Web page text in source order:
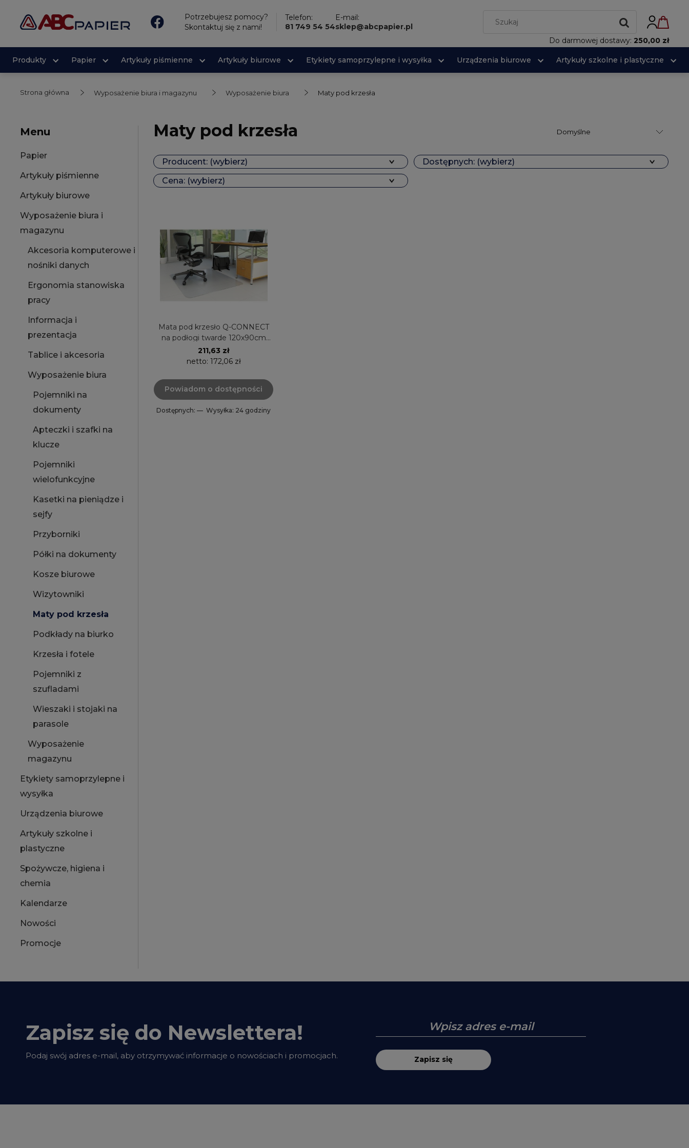
Potrzebujesz pomocy?
Skontaktuj się z nami!
Telefon:
81 749 54 54
E-mail:
sklep@abcpapier.pl
Do darmowej dostawy: 250,00 zł
Produkty Papier Artykuły piśmienne Artykuły biurowe Etykiety samoprzylepne i wysyłka Urządzenia biurowe Artykuły szkolne i plastyczne
Strona główna Wyposażenie biura i magazynu Wyposażenie biura Maty pod krzesła
Menu
Papier
Artykuły piśmienne
Artykuły biurowe
Wyposażenie biura i
magazynu
Akcesoria komputerowe i
nośniki danych
Ergonomia stanowiska
pracy
Informacja i
prezentacja
Tablice i akcesoria
Wyposażenie biura
Pojemniki na
dokumenty
Apteczki i szafki na
klucze
Pojemniki
wielofunkcyjne
Kasetki na pieniądze i
sejfy
Przyborniki
Półki na dokumenty
Kosze biurowe
Wizytowniki
Maty pod krzesła
Podkłady na biurko
Krzesła i fotele
Pojemniki z
szufladami
Wieszaki i stojaki na
parasole
Wyposażenie
magazynu
Etykiety samoprzylepne i
wysyłka
Urządzenia biurowe
Artykuły szkolne i
plastyczne
Spożywcze, higiena i
chemia
Kalendarze
Nowości
Promocje
Maty pod krzesła
Producent: (wybierz)
Dostępnych: (wybierz)
Cena: (wybierz)
Mata pod krzesło Q-CONNECT
na podłogi twarde 120x90cm
prostokątna KF15900
211,63 zł
netto: 172,06 zł
Powiadom o dostępności
Dostępnych: — Wysyłka: 24 godziny
Zapisz się do Newslettera!
Podaj swój adres e-mail, aby otrzymywać informacje o nowościach i promocjach. Zapisz się